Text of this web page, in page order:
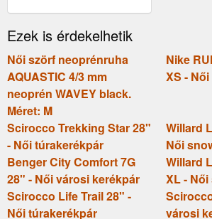
Ezek is érdekelhetik
Női szörf neoprénruha
AQUASTIC 4/3 mm
neoprén WAVEY black.
Méret: M
Nike
XS -
Scirocco Trekking Star 28"
- Női túrakerékpár
Willard
Női
Benger City Comfort 7G
28" - Női városi kerékpár
Willard
XL -
Scirocco Life Trail 28" -
Női túrakerékpár
városi